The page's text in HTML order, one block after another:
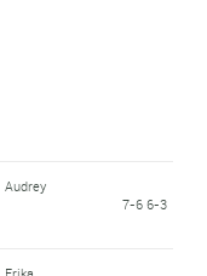
Audrey
7-6 6-3